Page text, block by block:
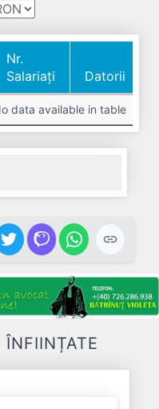
Nr.
Salariați
Datorii
Nr.
Salariați
Datorii
data available in table
ÎNFIINȚATE